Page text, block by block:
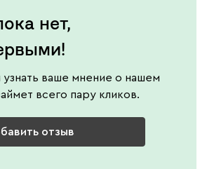
нет,
ваше мнение о нашем
всего пару кликов.
отзыв